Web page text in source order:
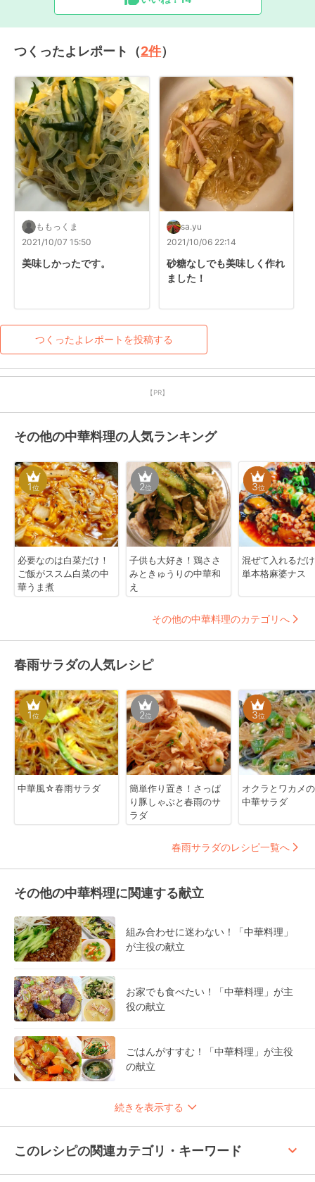
つくったよレポート（2件）
ももっくま
2021/10/07 15:50
美味しかったです。
sa.yu
2021/10/06 22:14
砂糖なしでも美味しく作れ
ました！
つくったよレポートを投稿する
【PR】
その他の中華料理の人気ランキング
1位
必要なのは白菜だけ！
ご飯がススム白菜の中
華うま煮
2位
子供も大好き！鶏ささ
みときゅうりの中華和
え
3位
混ぜて入れるだ
単本格麻婆ナス
その他の中華料理のカテゴリへ
春雨サラダの人気レシピ
1位
中華風☆春雨サラダ
2位
簡単作り置き！さっぱ
り豚しゃぶと春雨のサ
ラダ
3位
オクラとワカメ
中華サラダ
春雨サラダのレシピ一覧へ
その他の中華料理に関連する献立
組み合わせに迷わない！「中華料理」
が主役の献立
お家でも食べたい！「中華料理」が主
役の献立
ごはんがすすむ！「中華料理」が主役
の献立
続きを表示する
このレシピの関連カテゴリ・キーワード keyboard_arrow_up